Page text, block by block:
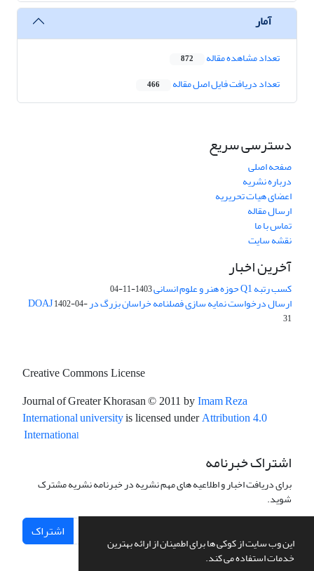
این وب سایت از کوکی ها برای اطمینان از ارائه بهترین
خدمات استفاده می کند.
آمار
تعداد مشاهده مقاله 872
تعداد دریافت فایل اصل مقاله 466
دسترسی سریع
صفحه اصلی
درباره نشریه
اعضای هیات تحریریه
ارسال مقاله
تماس با ما
نقشه سایت
آخرین اخبار
کسب رتبه Q1 حوزه هنر و علوم انسانی 1403-11-04
ارسال درخواست نمایه سازی فصلنامه خراسان بزرگ در DOAJ1402-04-
31
Creative Commons License
Journal of Greater Khorasan© 2011 by Imam Reza
International universityis licensed under Attribution 4.0
International
اشتراک خبرنامه
برای دریافت اخبار و اطلاعیه های مهم نشریه در خبرنامه نشریه مشترک
شوید.
اشتراک